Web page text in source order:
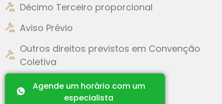
Décimo Terceiro proporcional
Aviso Prévio
Outros direitos previstos em Convenção
Coletiva
Agende um horário com um
especialista